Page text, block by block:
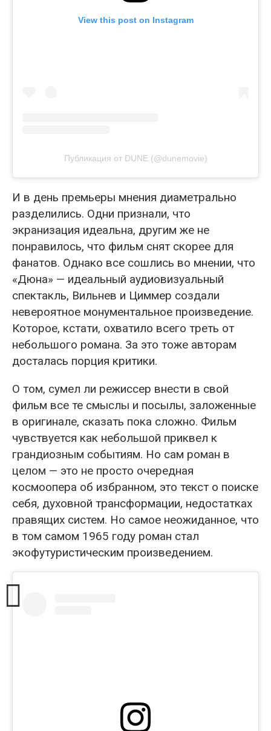
View this post on Instagram
Публикация от DUNE (@dunemovie)
И в день премьеры мнения диаметрально
разделились. Одни признали, что
экранизация идеальна, другим же не
понравилось, что фильм снят скорее для
фанатов. Однако все сошлись во мнении, что
«Дюна» — идеальный аудиовизуальный
спектакль, Вильнев и Циммер создали
невероятное монументальное произведение.
Которое, кстати, охватило всего треть от
небольшого романа. За это тоже авторам
досталась порция критики.
О том, сумел ли режиссер внести в свой
фильм все те смыслы и посылы, заложенные
в оригинале, сказать пока сложно. Фильм
чувствуется как небольшой приквел к
грандиозным событиям. Но сам роман в
целом — это не просто очередная
космоопера об избранном, это текст о поиске
себя, духовной трансформации, недостатках
правящих систем. Но самое неожиданное, что
в том самом 1965 году роман стал
экофутуристическим произведением.